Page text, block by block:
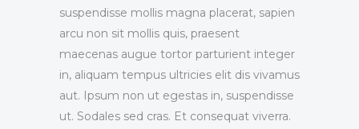
suspendisse mollis magna placerat, sapien
arcu non sit mollis quis, praesent
maecenas augue tortor parturient integer
in, aliquam tempus ultricies elit dis vivamus
aut. Ipsum non ut egestas in, suspendisse
ut. Sodales sed cras. Et consequat viverra.